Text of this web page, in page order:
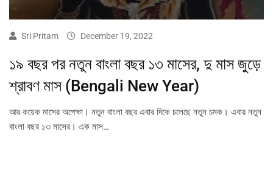
Sri Pritam December 19, 2022
১৯ বছর পর নতুন বাংলা বছর ১৩ মাসের, দু মাস জুড়ে
শ্রাবণ মাস (Bengali New Year)
আর কয়েক মাসের অপেক্ষা। নতুন বাংলা বছর এবার দিকে চলেছে নতুন চমক। এবার নতুন
বাংলা বছর ১৩ মাসের। এক মাস…